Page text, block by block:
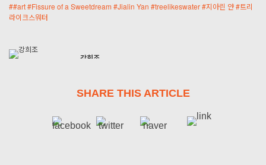
##art#Fissure of a Sweetdream #Jialin Yan #treelikeswater#지아린 얀#트리
라이크스워터
강희조
SHARE THIS ARTICLE